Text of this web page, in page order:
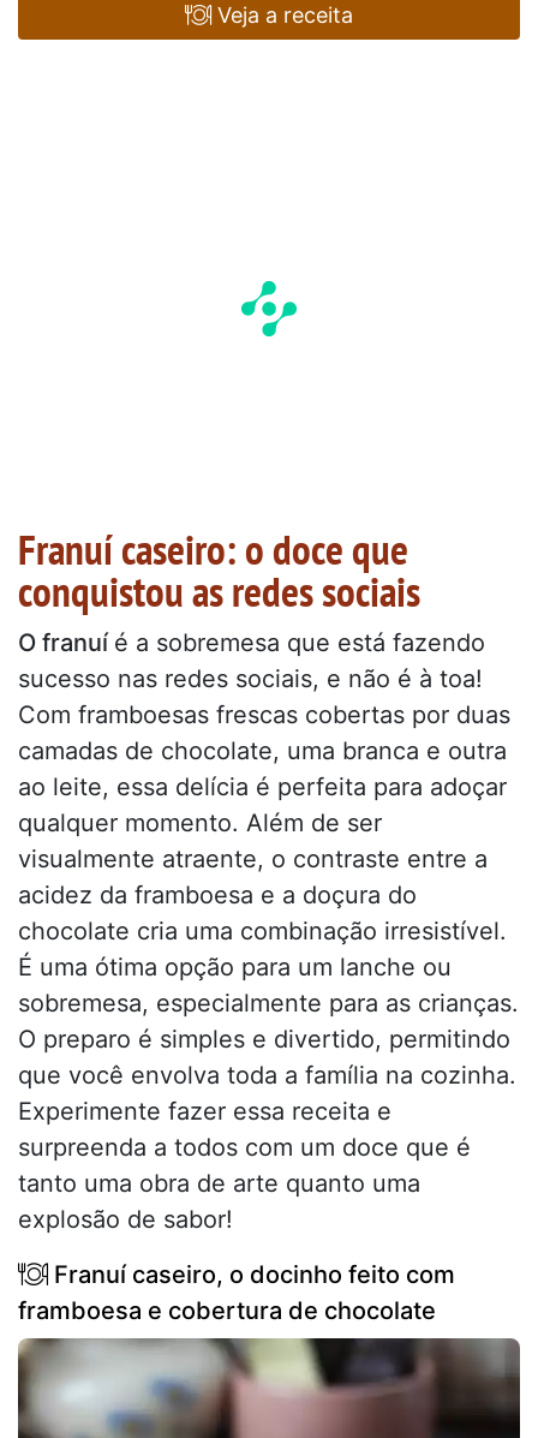
Veja a receita
Franuí caseiro: o doce que
conquistou as redes sociais
O franuí é a sobremesa que está fazendo
sucesso nas redes sociais, e não é à toa!
Com framboesas frescas cobertas por duas
camadas de chocolate, uma branca e outra
ao leite, essa delícia é perfeita para adoçar
qualquer momento. Além de ser
visualmente atraente, o contraste entre a
acidez da framboesa e a doçura do
chocolate cria uma combinação irresistível.
É uma ótima opção para um lanche ou
sobremesa, especialmente para as crianças.
O preparo é simples e divertido, permitindo
que você envolva toda a família na cozinha.
Experimente fazer essa receita e
surpreenda a todos com um doce que é
tanto uma obra de arte quanto uma
explosão de sabor!
Franuí caseiro, o docinho feito com
framboesa e cobertura de chocolate